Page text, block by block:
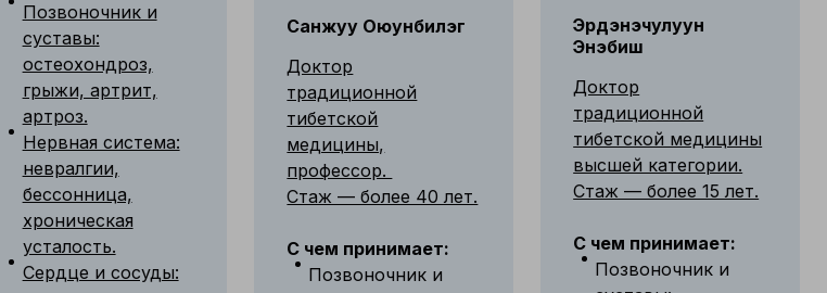
Позвоночник и
суставы:
остеохондроз,
грыжи, артрит,
артроз.
Нервная система:
невралгии,
бессонница,
хроническая
усталость.
Сердце и сосуды:
Санжуу Оюунбилэг
Доктор
традиционной
тибетской
медицины,
профессор.
Стаж — более 40 лет.
С чем принимает:
Позвоночник и
Эрдэнэчулуун
Энэбиш
Доктор
традиционной
тибетской медицины
высшей категории.
Стаж — более 15 лет.
С чем принимает:
Позвоночник и